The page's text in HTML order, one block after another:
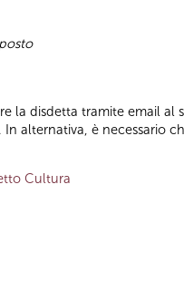
la disdetta tramite email al
alternativa, è necessario
Cultura